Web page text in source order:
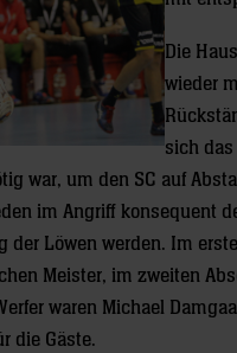
Die
wieder
sich
war, um den SC auf
im Angriff konsequent
Löwen werden. Im
Meister, im zweiten
waren Michael
die Gäste.